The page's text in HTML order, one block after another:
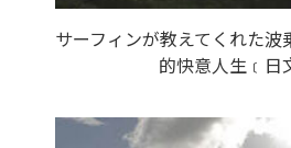
サーフィンが教えてくれた
的快意人生﹝日